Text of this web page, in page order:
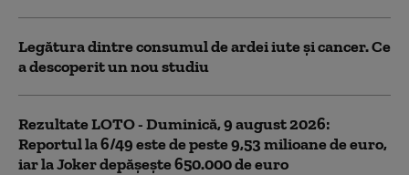
Legătura dintre consumul de ardei iute și cancer. Ce
a descoperit un nou studiu
Rezultate LOTO - Duminică, 9 august 2026:
Reportul la 6/49 este de peste 9,53 milioane de euro,
iar la Joker depășește 650.000 de euro